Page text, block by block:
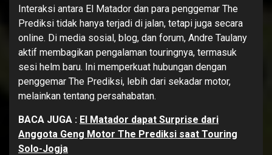
Interaksi antara El Matador dan para penggemar The
Prediksi tidak hanya terjadi di jalan, tetapi juga secara
online. Di media sosial, blog, dan forum, Andre Taulany
aktif membagikan pengalaman touringnya, termasuk
sesi helm baru. Ini memperkuat hubungan dengan
penggemar The Prediksi, lebih dari sekadar motor,
melainkan tentang persahabatan.
BACA JUGA : El Matador dapat Surprise dari
Anggota Geng Motor The Prediksi saat Touring
Solo-Jogja